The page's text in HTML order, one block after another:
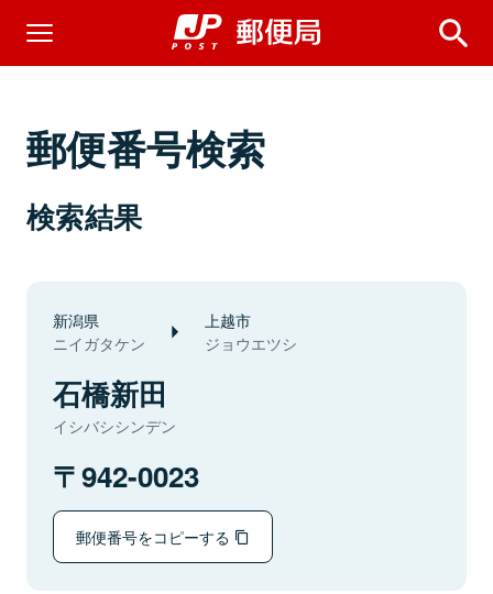
郵便番号検索
検索結果
新潟県
ニイガタケン
上越市
ジョウエツシ
石橋新田
イシバシシンデン
942-0023
郵便番号をコピーする